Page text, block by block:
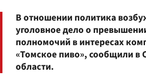
В отношении политика
уголовное дело о
полномочий в интересах
«Томское пиво», сообщили в
области.